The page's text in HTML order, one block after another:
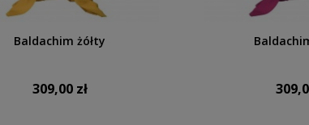
Baldachim żółty
309,00 zł